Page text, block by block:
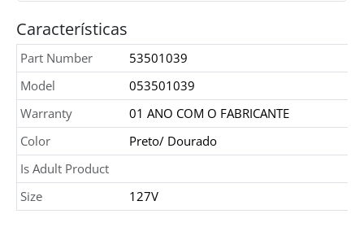
Características
Part Number
53501039
Model
053501039
Warranty
01 ANO COM O FABRICANTE
Color
Preto/ Dourado
Is Adult Product
Size
127V